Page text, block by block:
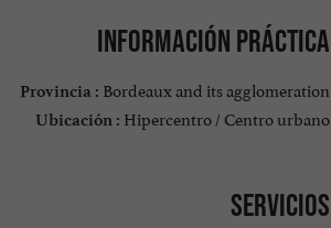
Información práctica
Provincia : Bordeaux and its agglomeration
Ubicación : Hipercentro / Centro urbano
Servicios